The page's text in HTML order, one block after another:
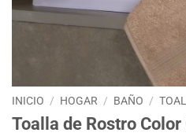
INICIO / HOGAR / BAÑO /
Toalla de Rostro